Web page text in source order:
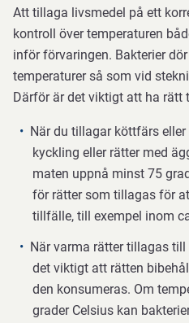
Att tillaga livsmedel på ett
kontroll över temperaturen
inför förvaringen. Bakterier
temperaturer så som vid
Därför är det viktigt att ha rätt
När du tillagar köttfärs
kyckling eller rätter med
maten uppnå minst 75
för rätter som tillagas för
tillfälle, till exempel inom
När varma rätter tillagas
det viktigt att rätten
den konsumeras. Om
grader Celsius kan